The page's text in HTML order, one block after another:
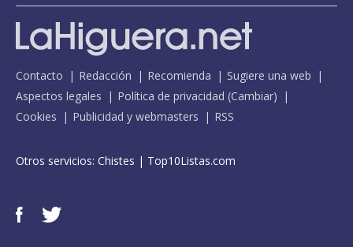
Contacto Redacción Recomienda
Sugiere una web
Aspectos legales
Política de privacidad (Cambiar)
Cookies
Publicidad y webmasters RSS
Otros servicios: Chistes | Top10Listas.com